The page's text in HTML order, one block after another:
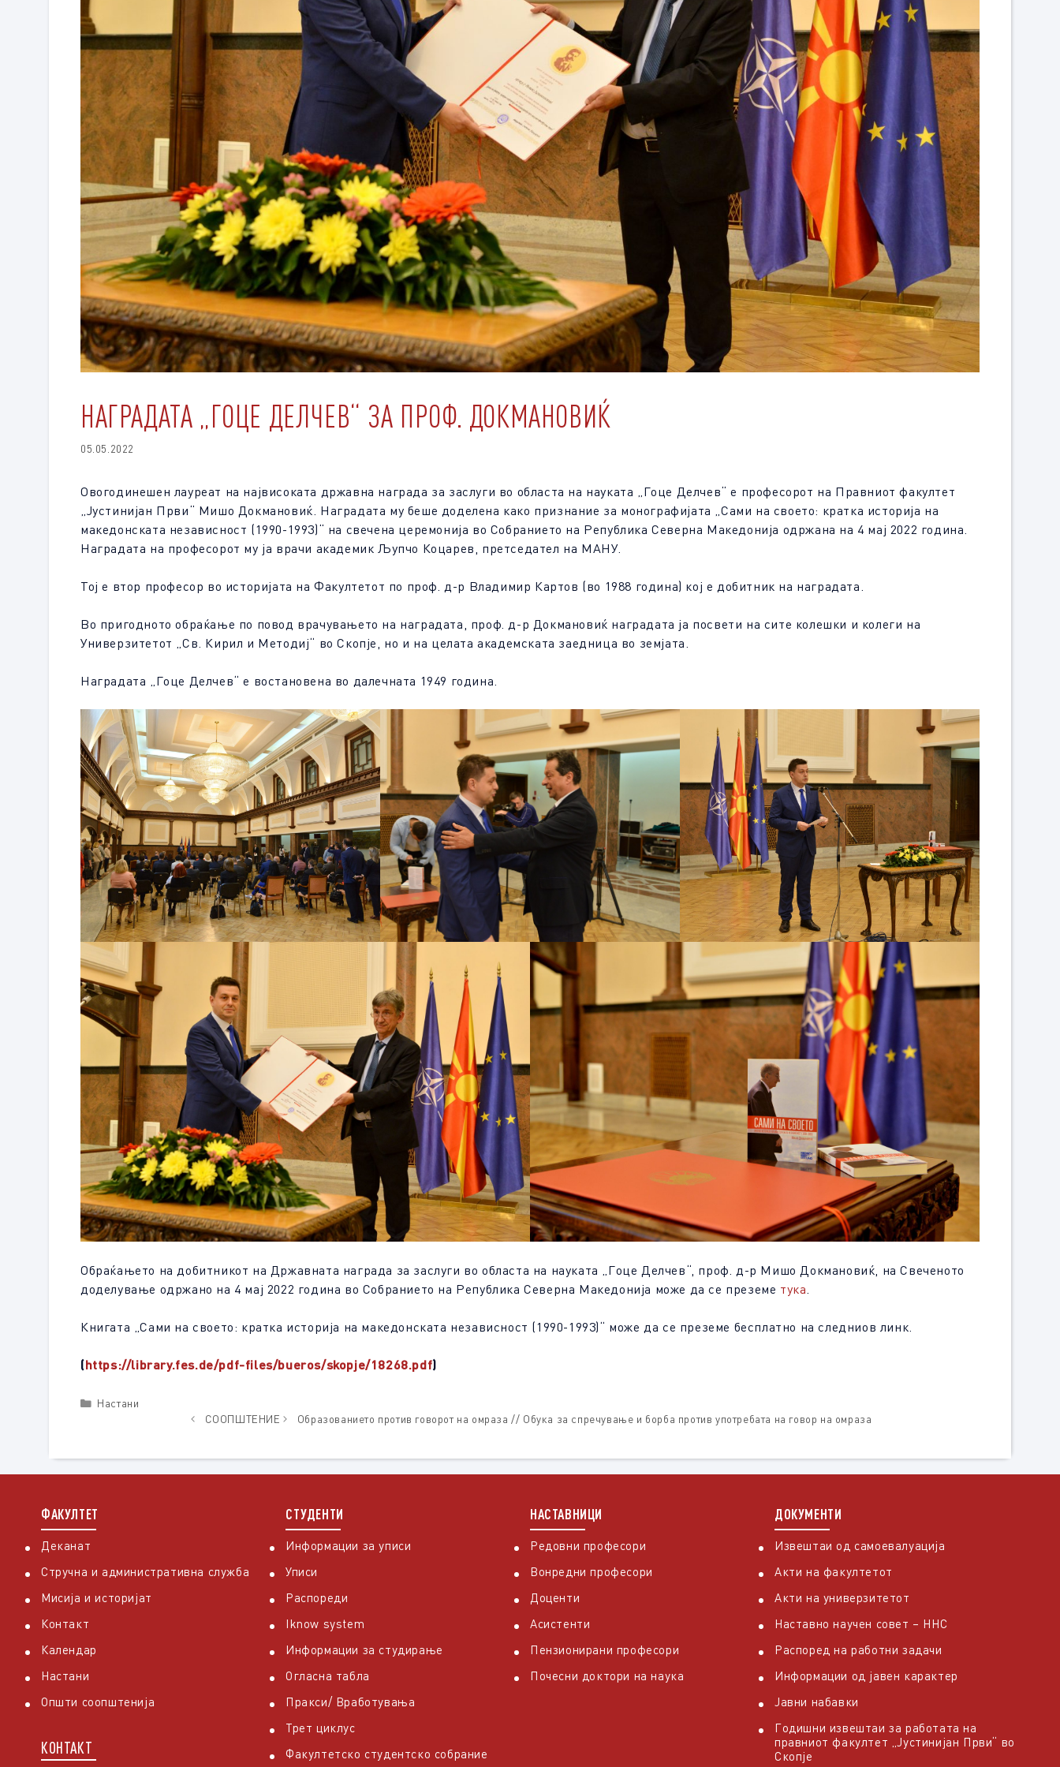
НАГРАДАТА „ГОЦЕ ДЕЛЧЕВ“ ЗА ПРОФ. ДОКМАНОВИЌ
05.05.2022
Овогодинешен лауреат на највисоката државна награда за заслуги во областа на науката „Гоце Делчев“ е професорот на Правниот факултет
„Јустинијан Први“ Мишо Докмановиќ. Наградата му беше доделена како признание за монографијата „Сами на своето: кратка историја на
македонската независност (1990-1993)“ на свечена церемонија во Собранието на Република Северна Македонија одржана на 4 мај 2022 година.
Наградата на професорот му ја врачи академик Љупчо Коцарев, претседател на МАНУ.
Тој е втор професор во историјата на Факултетот по проф. д-р Владимир Картов (во 1988 година) кој е добитник на наградата.
Во пригодното обраќање по повод врачувањето на наградата, проф. д-р Докмановиќ наградата ја посвети на сите колешки и колеги на
Универзитетот „Св. Кирил и Методиј“ во Скопје, но и на целата академската заедница во земјата.
Наградата „Гоце Делчев“ е востановена во далечната 1949 година.
Обраќањето на добитникот на Државната награда за заслуги во областа на науката „Гоце Делчев“, проф. д-р Мишо Докмановиќ, на Свеченото
доделување одржано на 4 мај 2022 година во Собранието на Република Северна Македонија може да се преземе тука.
Книгата „Сами на своето: кратка историја на македонската независност (1990-1993)“ може да се преземе бесплатно на следниов линк.
(https://library.fes.de/pdf-files/bueros/skopje/18268.pdf)
Categories
Настани
СООПШТЕНИЕ
Oбразованието против говорот на омраза // Обука за спречување и борба против употребата на говор на омраза
ФАКУЛТЕТ
Деканат
Стручна и административна служба
Мисија и историјат
Контакт
Календар
Настани
Општи соопштенија
КОНТАКТ
СТУДЕНТИ
Информации за уписи
Уписи
Распореди
Iknow system
Информации за студирање
Огласна табла
Пракси/ Вработувања
Трет циклус
Факултетско студентско собрание
НАСТАВНИЦИ
Редовни професори
Вонредни професори
Доценти
Асистенти
Пензионирани професори
Почесни доктори на наука
ДОКУМЕНТИ
Извештаи од самоевалуација
Акти на факултетот
Акти на универзитетот
Наставно научен совет – ННС
Распоред на работни задачи
Информации од јавен карактер
Јавни набавки
Годишни извештаи за работата на
правниот факултет „Јустинијан Први“ во
Скопје